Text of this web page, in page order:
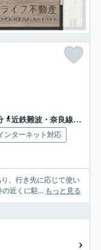
近鉄難波・奈良線「八戸ノ里」駅 徒歩7分
ンターネット対応
、行き先に応じて使い
近くに駐... もっと見る